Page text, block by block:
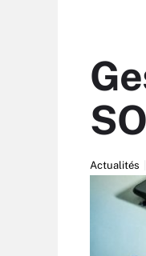
Actualités